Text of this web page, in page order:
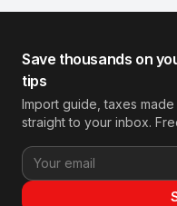
Save thousands on
tips
Import guide, taxes
straight to your inbox.